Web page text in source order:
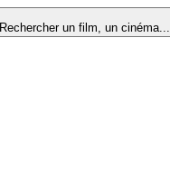
Rechercher un film, un cinéma...